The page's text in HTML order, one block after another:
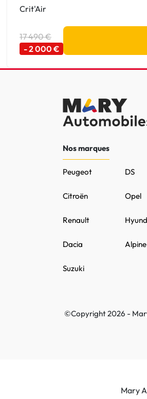
Crit'Air
17 490 €
- 2 000 €
Nos marques
Peugeot DS
Citroën Opel
Renault
Dacia Alpine
Suzuki
©Copyright 2026 -
Mary